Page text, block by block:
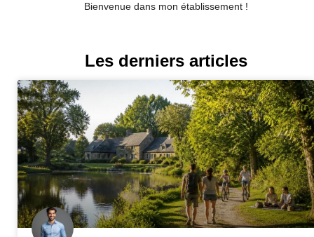
Bienvenue dans mon établissement !
Les derniers articles